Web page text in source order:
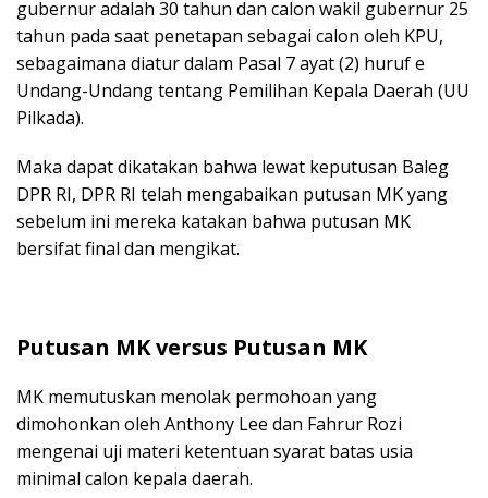
gubernur adalah 30 tahun dan calon wakil gubernur 25
tahun pada saat penetapan sebagai calon oleh KPU,
sebagaimana diatur dalam Pasal 7 ayat (2) huruf e
Undang-Undang tentang Pemilihan Kepala Daerah (UU
Pilkada).
Maka dapat dikatakan bahwa lewat keputusan Baleg
DPR RI, DPR RI telah mengabaikan putusan MK yang
sebelum ini mereka katakan bahwa putusan MK
bersifat final dan mengikat.
Putusan MK versus Putusan MK
MK memutuskan menolak permohoan yang
dimohonkan oleh Anthony Lee dan Fahrur Rozi
mengenai uji materi ketentuan syarat batas usia
minimal calon kepala daerah.